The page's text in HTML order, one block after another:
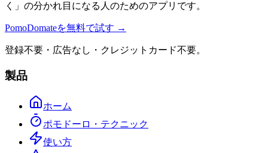
く」の分かれ目になる人のためのアプリです。
PomoDomateを無料で試す →
登録不要・広告なし・クレジットカード不要。
製品
ホーム
ポモドーロ・テクニック
使い方